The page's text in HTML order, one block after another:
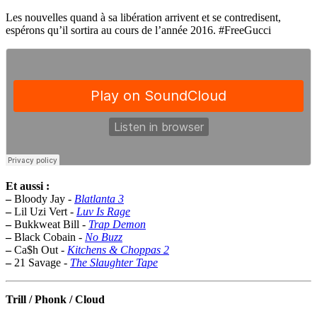
Les nouvelles quand à sa libération arrivent et se contredisent,
espérons qu’il sortira au cours de l’année 2016. #FreeGucci
Et aussi :
–Bloody Jay - Blatlanta 3
–Lil Uzi Vert - Luv Is Rage
–Bukkweat Bill - Trap Demon
–Black Cobain - No Buzz
–Ca$h Out - Kitchens & Choppas 2
–21 Savage - The Slaughter Tape
Trill / Phonk / Cloud